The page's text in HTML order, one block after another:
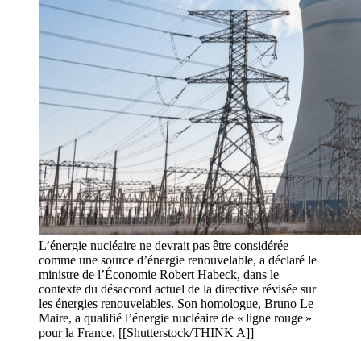
L’énergie nucléaire ne devrait pas être considérée
comme une source d’énergie renouvelable, a déclaré le
ministre de l’Économie Robert Habeck, dans le
contexte du désaccord actuel de la directive révisée sur
les énergies renouvelables. Son homologue, Bruno Le
Maire, a qualifié l’énergie nucléaire de « ligne rouge »
pour la France. [[Shutterstock/THINK A]]